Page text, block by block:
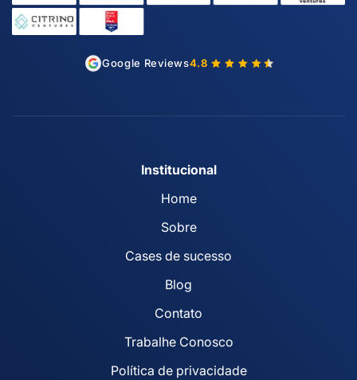
Google Reviews4.8
Institucional
Home
Sobre
Cases de sucesso
Blog
Contato
Trabalhe Conosco
Política de privacidade